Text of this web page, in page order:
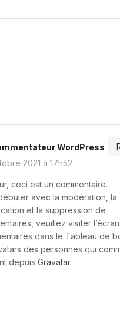
WordPress
2021 à 17h52
ceci est un commentaire.
avec la modération, la
et la suppression de
veuillez visiter
dans le Tableau de
des personnes qui
depuis Gravatar.